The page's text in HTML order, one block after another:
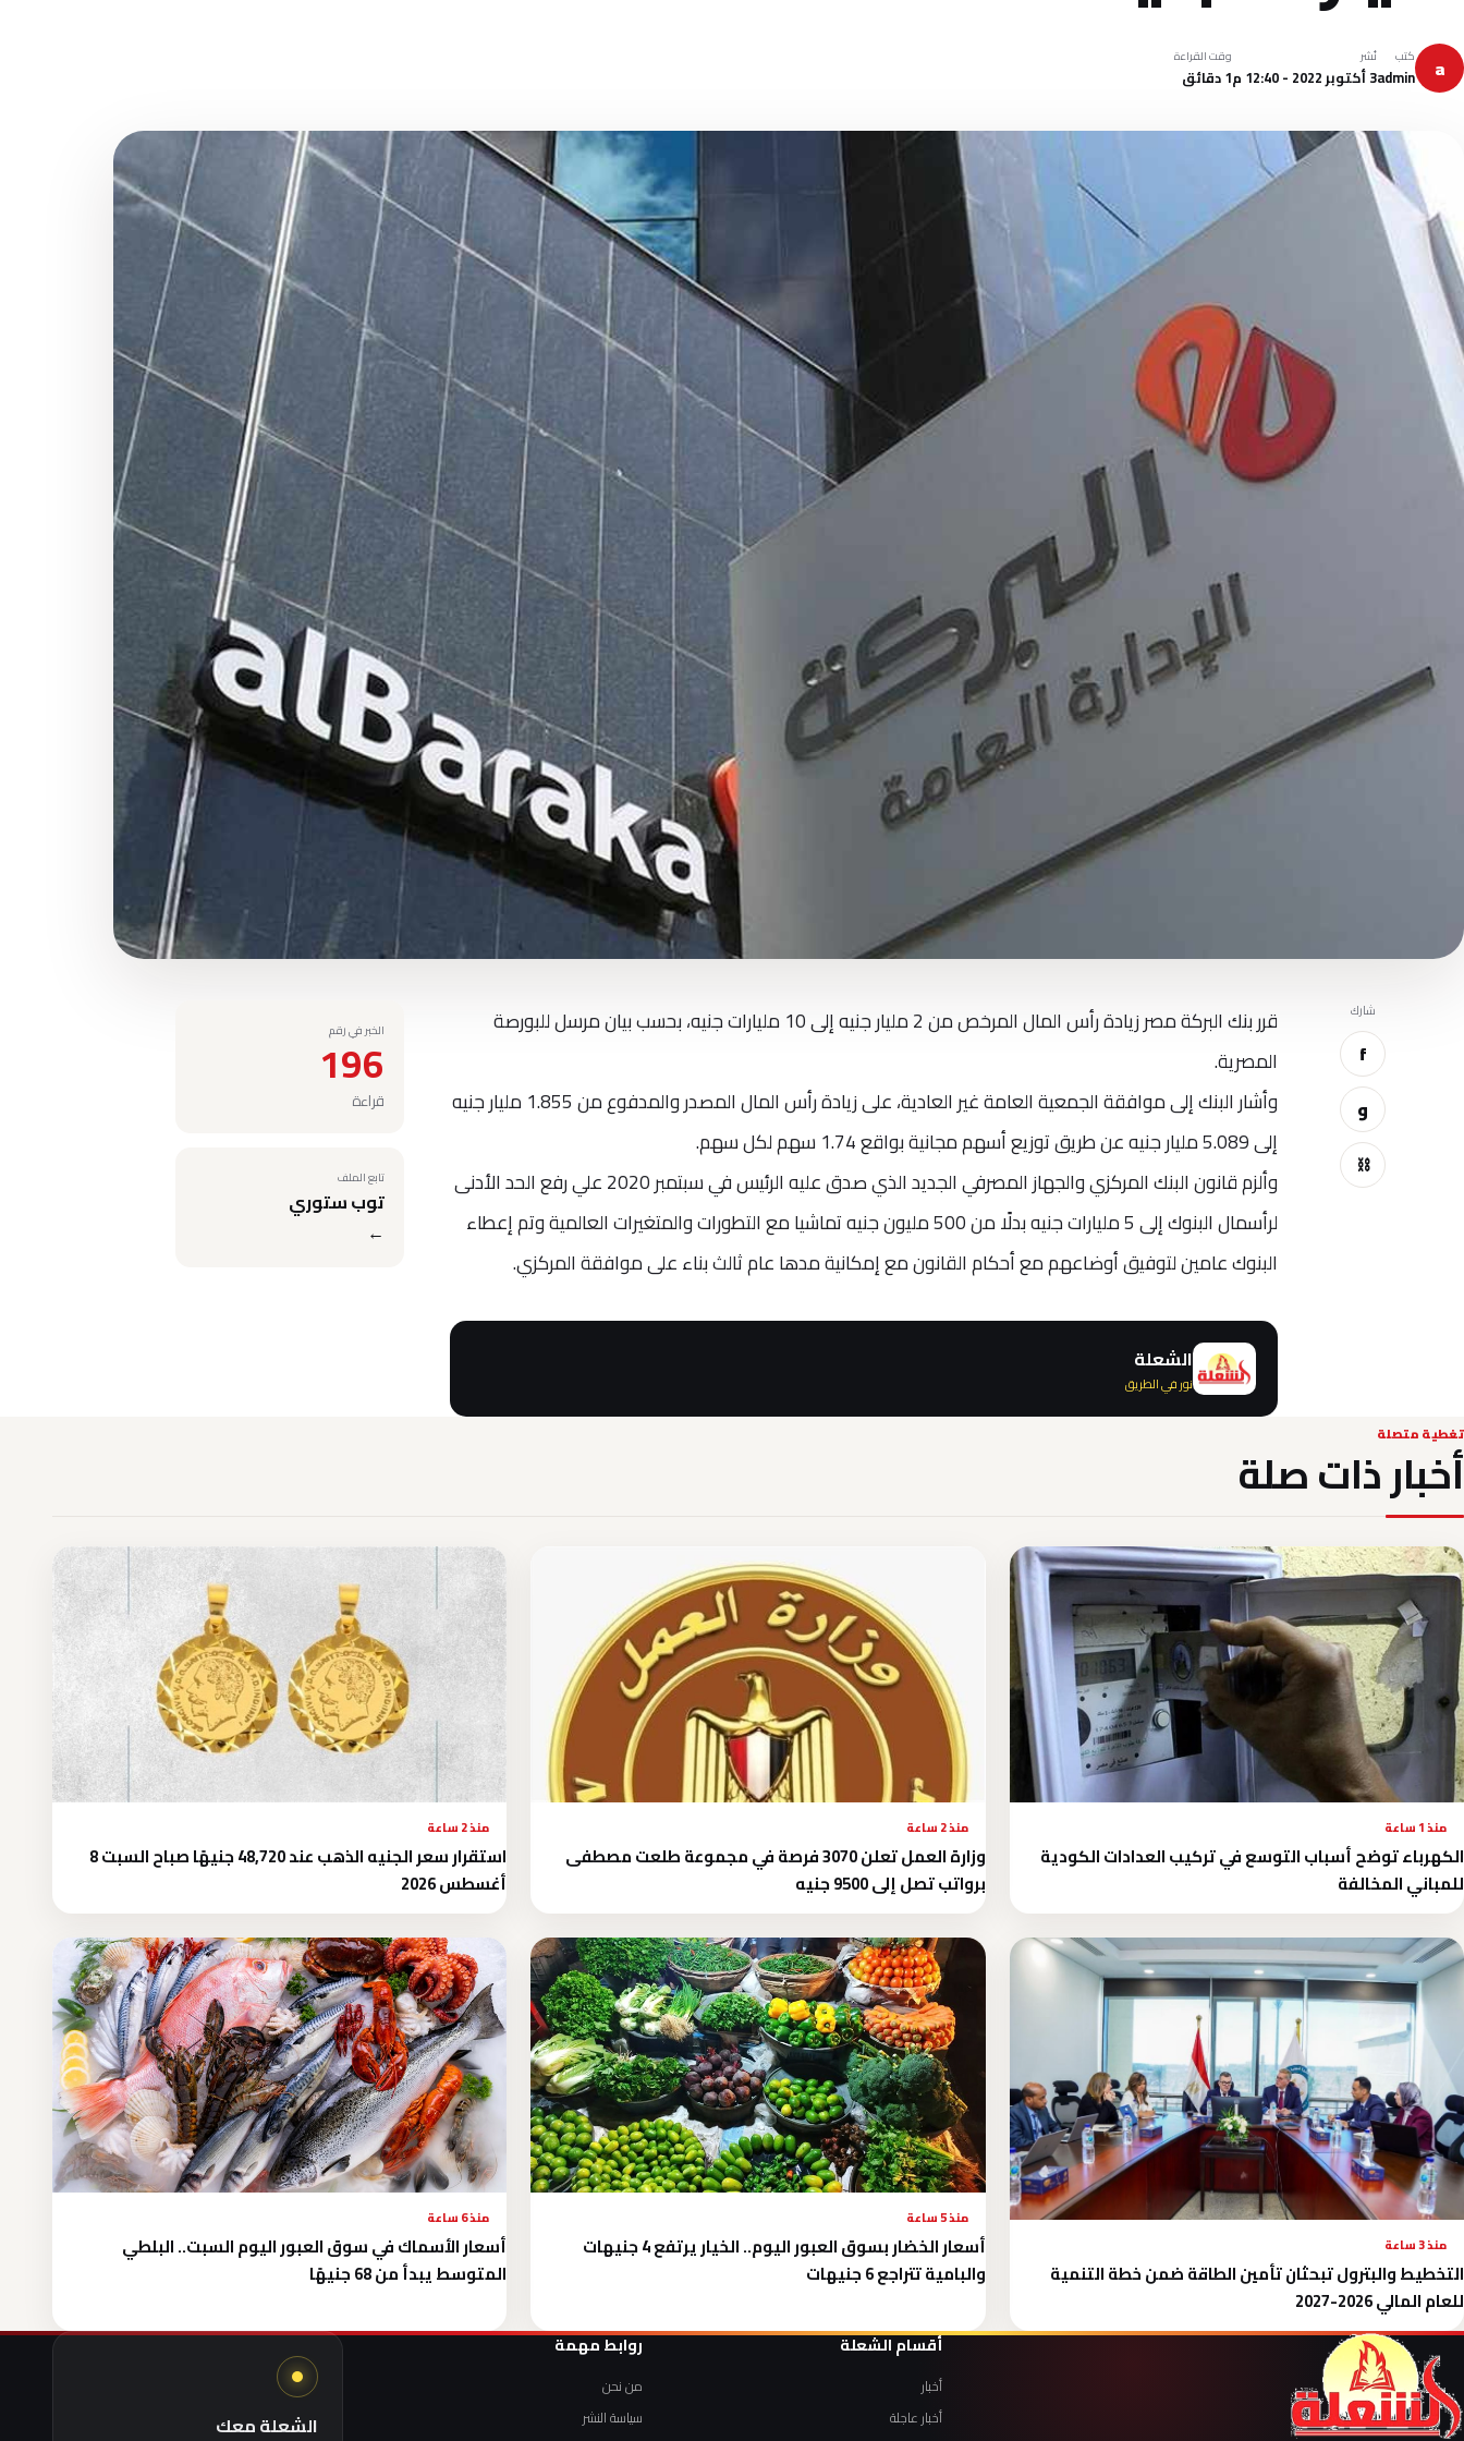
a كتب
admin
نُشر
3 أكتوبر 2022 - 12:40 م
وقت القراءة
1 دقائق
شارك
f
و
⛓
قرر بنك البركة مصر زيادة رأس المال المرخص من 2 مليار جنيه إلى 10 مليارات جنيه، بحسب بيان مرسل للبورصة
المصرية.
وأشار البنك إلى موافقة الجمعية العامة غير العادية، على زيادة رأس المال المصدر والمدفوع من 1.855 مليار جنيه
إلى 5.089 مليار جنيه عن طريق توزيع أسهم مجانية بواقع 1.74 سهم لكل سهم.
وألزم قانون البنك المركزي والجهاز المصرفي الجديد الذي صدق عليه الرئيس في سبتمبر 2020 علي رفع الحد الأدنى
لرأسمال البنوك إلى 5 مليارات جنيه بدلًا من 500 مليون جنيه تماشيا مع التطورات والمتغيرات العالمية وتم إعطاء
البنوك عامين لتوفيق أوضاعهم مع أحكام القانون مع إمكانية مدها عام ثالث بناء على موافقة المركزي.
الشعلة
نور في الطريق
الخبر في رقم
196
قراءة
تابع الملف
توب ستوري
←
تغطية متصلة
أخبار ذات صلة
منذ 1 ساعة
الكهرباء توضح أسباب التوسع في تركيب العدادات الكودية
للمباني المخالفة
منذ 2 ساعة
وزارة العمل تعلن 3070 فرصة في مجموعة طلعت مصطفى
برواتب تصل إلى 9500 جنيه
منذ 2 ساعة
استقرار سعر الجنيه الذهب عند 48,720 جنيهًا صباح السبت 8
أغسطس 2026
منذ 3 ساعة
التخطيط والبترول تبحثان تأمين الطاقة ضمن خطة التنمية
للعام المالي 2026-2027
منذ 5 ساعة
أسعار الخضار بسوق العبور اليوم.. الخيار يرتفع 4 جنيهات
والبامية تتراجع 6 جنيهات
منذ 6 ساعة
أسعار الأسماك في سوق العبور اليوم السبت.. البلطي
المتوسط يبدأ من 68 جنيهًا
أقسام الشعلة
أخبار
أخبار عاجلة
روابط مهمة
من نحن
سياسة النشر
الشعلة معك